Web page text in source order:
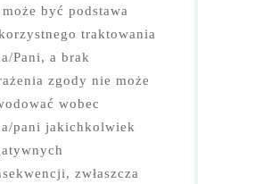
być podstawa
traktowania
Pani, a brak
zgody nie może
wobec
pani jakichkolwiek
zwłaszcza